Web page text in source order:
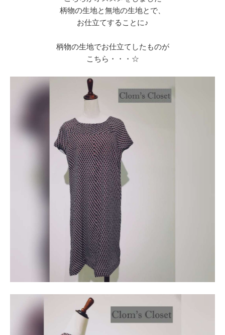
柄物の生地と無地の生地とで、
お仕立てすることに♪
柄物の生地でお仕立てしたものが
こちら・・・☆